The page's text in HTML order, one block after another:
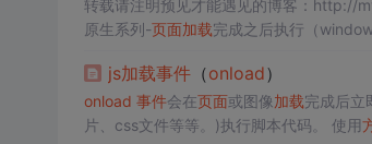
转载请注明预见才能遇见的博客：http://my.csdn.net/ 原文地址：https://blog.csdn.net/pcaxb/article/
原生系列-页面加载完成之后执行（
js加载事件（onload）
onload 事件会在页面或图像加载完成后立
片、css文件等等。)执行脚本代码。 使用